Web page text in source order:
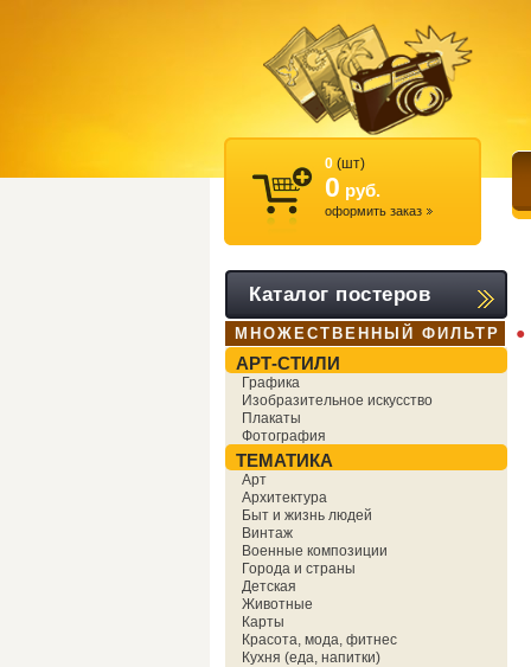
0 (шт)
0 руб.
оформить заказ
Каталог постеров
МНОЖЕСТВЕННЫЙ ФИЛЬТР ●
АРТ-СТИЛИ
Графика
Изобразительное искусство
Плакаты
Фотография
ТЕМАТИКА
Арт
Архитектура
Быт и жизнь людей
Винтаж
Военные композиции
Города и страны
Детская
Животные
Карты
Красота, мода, фитнес
Кухня (еда, напитки)